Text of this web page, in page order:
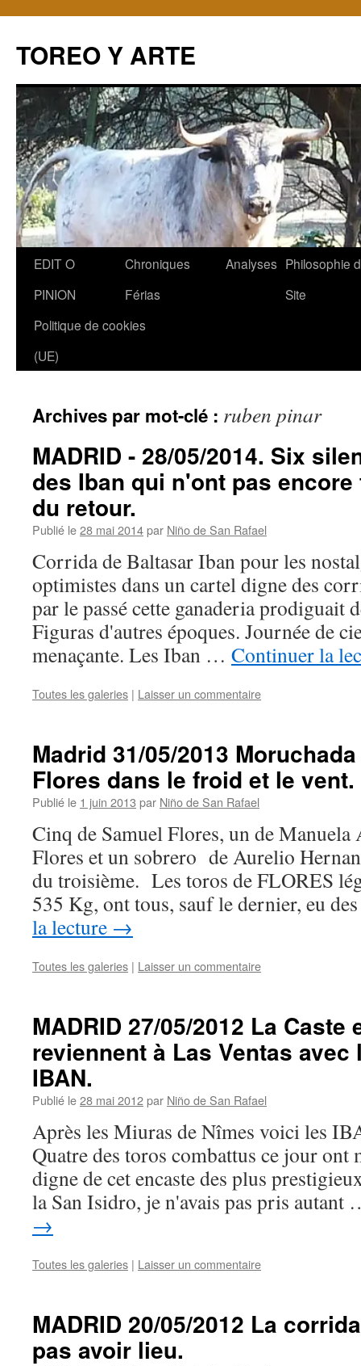
TOREO Y ARTE
Aller
contenu
EDIT O
PINION
Chroniques
Férias
Analyses Philosophie
Site
Politique de cookies
(UE)
Archives par mot-clé : ruben pinar
MADRID - 28/05/2014. Six
des Iban qui n'ont pas
du retour.
Publié le28 mai 2014par Niño de San Rafael
Corrida de Baltasar Iban pour les
optimistes dans un cartel digne des
par le passé cette ganaderia prodiguait
Figuras d'autres époques. Journée de
menaçante. Les Iban … Continuer la
Toutes les galeries | Laisser un commentaire
Madrid 31/05/2013
Flores dans le froid et le vent.
Publié le 1 juin 2013 par Niño de San Rafael
Cinq de Samuel Flores, un de Manuela
Flores et un sobrero de Aurelio
du troisième. Les toros de FLORES
535 Kg, ont tous, sauf le dernier, eu
la lecture →
Toutes les galeries | Laisser un commentaire
MADRID 27/05/2012 La Caste
reviennent à Las Ventas
IBAN.
Publié le28 mai 2012par Niño de San Rafael
Après les Miuras de Nîmes voici les
Quatre des toros combattus ce jour ont
digne de cet encaste des plus
la San Isidro, je n'avais pas pris
→
Toutes les galeries | Laisser un commentaire
MADRID 20/05/2012 La
pas avoir lieu.